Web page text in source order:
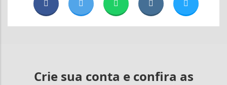
Crie sua conta e confira as